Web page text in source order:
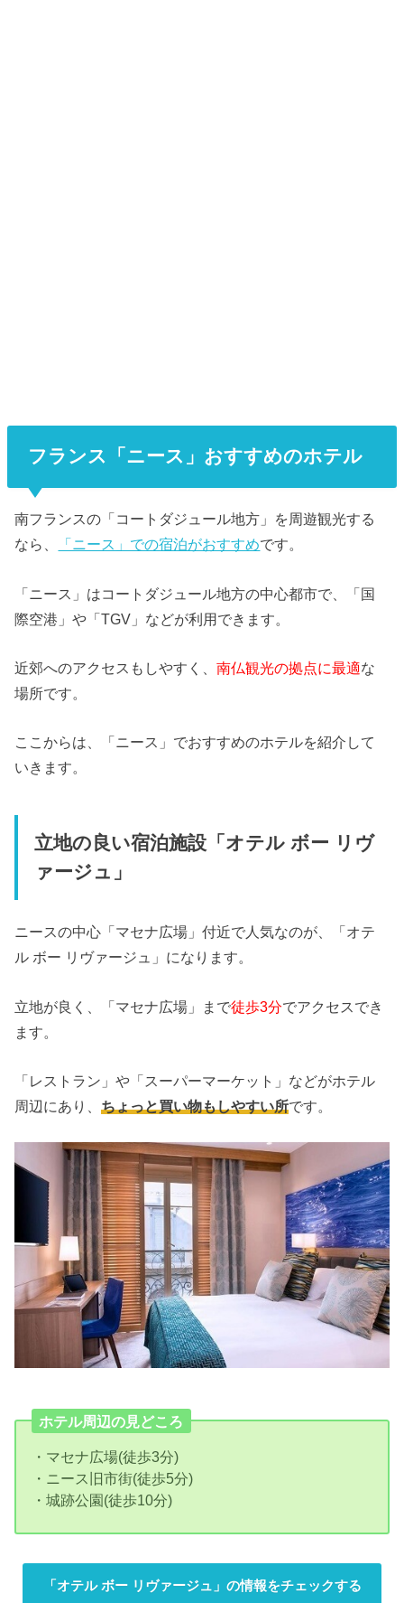
フランス「ニース」おすすめのホテル
南フランスの「コートダジュール地方」を周遊観光する
なら、
「ニース」での宿泊がおすすめです。
「ニース」はコートダジュール地方の中心都市で、「国
際空港」や「TGV」などが利用できます。
近郊へのアクセスもしやすく、南仏観光の拠点に最適な
場所です。
ここからは、「ニース」でおすすめのホテルを紹介して
いきます。
立地の良い宿泊施設「オテル ボー リヴ
ァージュ」
ニースの中心「マセナ広場」付近で人気なのが、「オテ
ル ボー リヴァージュ」になります。
立地が良く、「マセナ広場」まで徒歩3分でアクセスでき
ます。
「レストラン」や「スーパーマーケット」などがホテル
周辺にあり、ちょっと買い物もしやすい所です。
ホテル周辺の見どころ
・マセナ広場(徒歩3分)
・ニース旧市街(徒歩5分)
・城跡公園(徒歩10分)
「オテル ボー リヴァージュ」の情報をチェックする